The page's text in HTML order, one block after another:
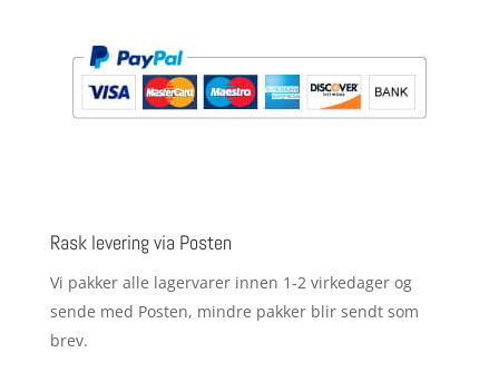
Rask levering via Posten
Vi pakker alle lagervarer innen 1-2 virkedager og
sende med Posten, mindre pakker blir sendt som
brev.